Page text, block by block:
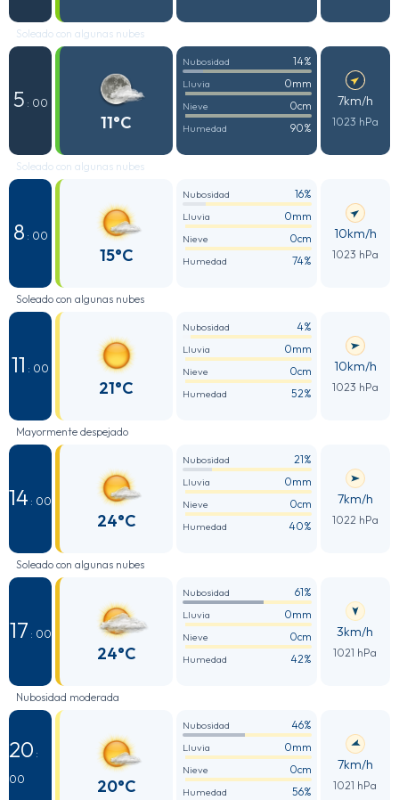
Soleado con algunas nubes
5 : 00
11°C
Nubosidad 14%
Lluvia 0mm
Nieve 0cm
Humedad 90%
7km/h
1023 hPa
Soleado con algunas nubes
8 : 00
15°C
Nubosidad 16%
Lluvia 0mm
Nieve 0cm
Humedad 74%
10km/h
1023 hPa
Soleado con algunas nubes
11 : 00
21°C
Nubosidad 4%
Lluvia 0mm
Nieve 0cm
Humedad 52%
10km/h
1023 hPa
Mayormente despejado
14 : 00
24°C
Nubosidad 21%
Lluvia 0mm
Nieve 0cm
Humedad 40%
7km/h
1022 hPa
Soleado con algunas nubes
17 : 00
24°C
Nubosidad 61%
Lluvia 0mm
Nieve 0cm
Humedad 42%
3km/h
1021 hPa
Nubosidad moderada
20 :
00
20°C
Nubosidad 46%
Lluvia 0mm
Nieve 0cm
Humedad 56%
7km/h
1021 hPa